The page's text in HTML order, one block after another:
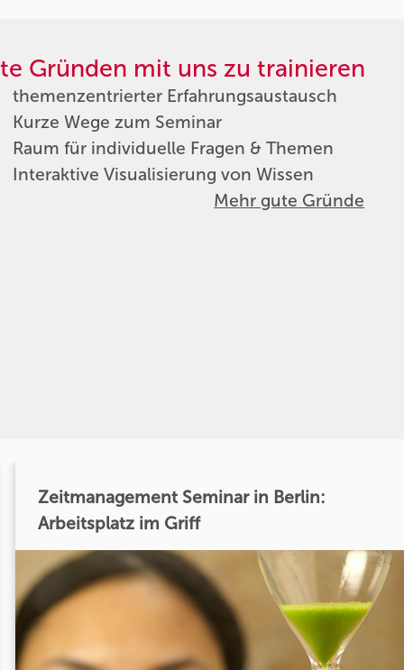
Gründen mit uns zu trainieren
themenzentrierter Erfahrungsaustausch
Kurze Wege zum Seminar
Raum für individuelle Fragen & Themen
Interaktive Visualisierung von Wissen
Mehr gute Gründe
Zeitmanagement Seminar in Berlin:
Arbeitsplatz im Griff